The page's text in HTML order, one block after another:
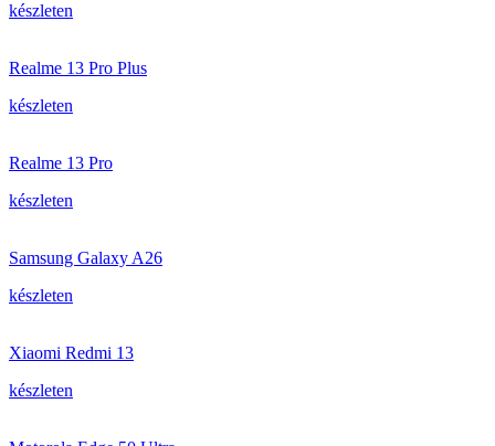
készleten
Realme 13 Pro Plus
készleten
Realme 13 Pro
készleten
Samsung Galaxy A26
készleten
Xiaomi Redmi 13
készleten